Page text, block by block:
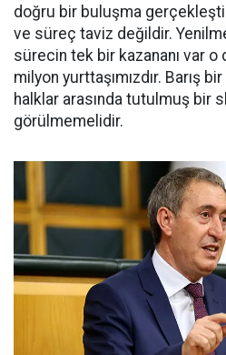
doğru bir buluşma
ve süreç taviz değildir.
sürecin tek bir kazananı var o
milyon yurttaşımızdır. Barış
halklar arasında tutulmuş bir
görülmemelidir.